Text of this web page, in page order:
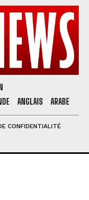
ANGLAIS ARABE
CONFIDENTIALITÉ